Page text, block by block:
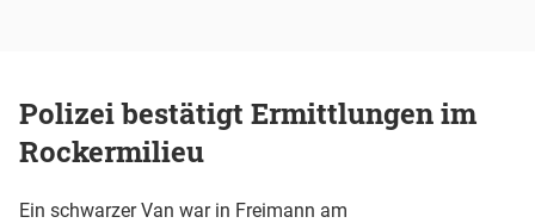
Polizei bestätigt Ermittlungen im
Rockermilieu
Ein schwarzer Van war in Freimann am